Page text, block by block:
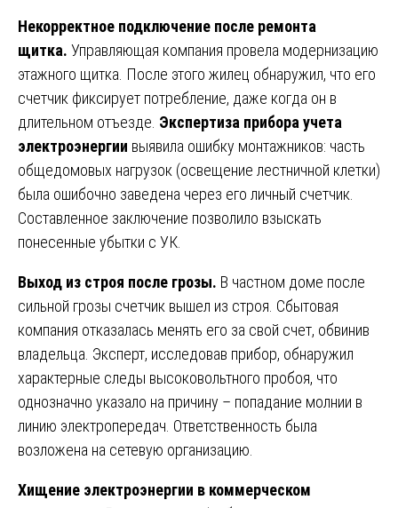
Некорректное подключение после ремонта
щитка. Управляющая компания провела модернизацию
этажного щитка. После этого жилец обнаружил, что его
счетчик фиксирует потребление, даже когда он в
длительном отъезде. Экспертиза прибора учета
электроэнергии выявила ошибку монтажников: часть
общедомовых нагрузок (освещение лестничной клетки)
была ошибочно заведена через его личный счетчик.
Составленное заключение позволило взыскать
понесенные убытки с УК.
Выход из строя после грозы. В частном доме после
сильной грозы счетчик вышел из строя. Сбытовая
компания отказалась менять его за свой счет, обвинив
владельца. Эксперт, исследовав прибор, обнаружил
характерные следы высоковольтного пробоя, что
однозначно указало на причину – попадание молнии в
линию электропередач. Ответственность была
возложена на сетевую организацию.
Хищение электроэнергии в коммерческом